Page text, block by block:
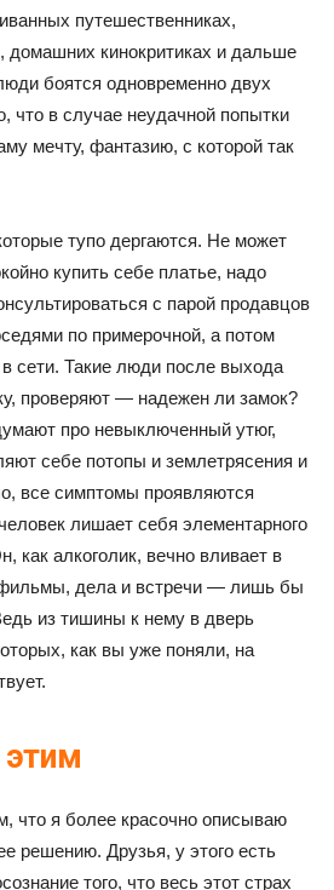
путешественниках,
домашних кинокритиках и дальше
боятся одновременно двух
что в случае неудачной попытки
мечту, фантазию, с которой так
тупо дергаются. Не может
купить себе платье, надо
с парой продавцов
по примерочной, а потом
сети. Такие люди после выхода
проверяют — надежен ли замок?
про невыключенный утюг,
себе потопы и землетрясения и
все симптомы проявляются
лишает себя элементарного
как алкоголик, вечно вливает в
дела и встречи — лишь бы
из тишины к нему в дверь
как вы уже поняли, на
что я более красочно описываю
решению. Друзья, у этого есть
того, что весь этот страх